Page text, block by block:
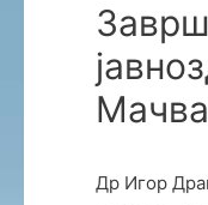
Др Игор